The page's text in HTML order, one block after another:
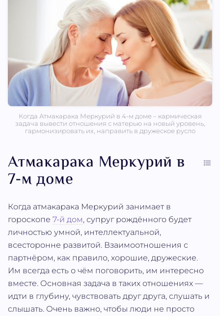
Когда Атмакарака Меркурий в 4-м доме – кармическая
задача вывести отношения с матерью на новый уровень,
гармонизировать их, направить в дружеское русло
Атмакарака Меркурий в
7-м доме
Когда атмакарака Меркурий занимает в
гороскопе 7-й дом, супруг рождённого будет
личностью умной, интеллектуальной,
всесторонне развитой. Взаимоотношения с
партнёром, как правило, хорошие, дружеские.
Им всегда есть о чём поговорить, им интересно
вместе. Основная задача в таких отношениях —
идти в глубину, чувствовать друг друга, слушать и
слышать. Очень важно, чтобы люди не просто